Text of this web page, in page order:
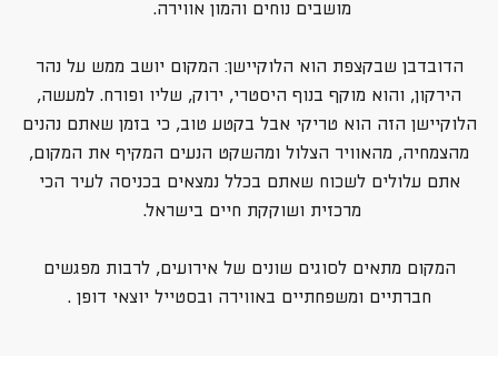
מושבים נוחים והמון אווירה.
הדובדבן שבקצפת הוא הלוקיישן: המקום יושב ממש על נהר
הירקון, והוא מוקף בנוף היסטרי, ירוק, שליו ופורח. למעשה,
הלוקיישן הזה הוא טריקי אבל בקטע טוב, כי בזמן שאתם נהנים
מהצמחיה, מהאוויר הצלול ומהשקט הנעים המקיף את המקום,
אתם עלולים לשכוח שאתם בכלל נמצאים בכניסה לעיר הכי
מרכזית ושוקקת חיים בישראל.
המקום מתאים לסוגים שונים של אירועים, לרבות מפגשים
חברתיים ומשפחתיים באווירה ובסטייל יוצאי דופן.